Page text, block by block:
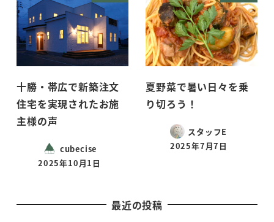
十勝・帯広で新築注文
住宅を実現されたお施
主様の声
cubecise
投稿日
2025年10月1日
夏野菜で暑い日々を乗
り切ろう！
スタッフE
投稿日
2025年7月7日
最近の投稿